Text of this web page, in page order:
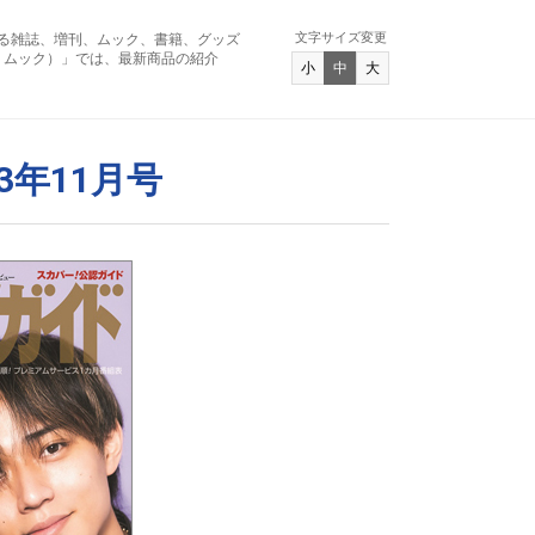
雑誌、増刊、ムック、書籍、グッズ
ック）」では、最新商品の紹介
文字サイズ変更
小 中 大
年11月号